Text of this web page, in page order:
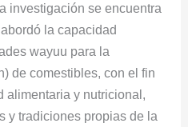
investigación se encuentra
la capacidad
wayuu para la
de comestibles, con el fin
alimentaria y nutricional,
y tradiciones propias de la